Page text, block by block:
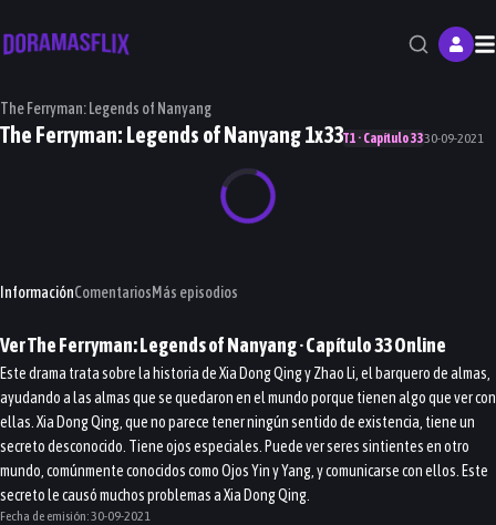
The Ferryman: Legends of Nanyang
The Ferryman: Legends of Nanyang 1x33T1 · Capítulo 3330-09-2021
InformaciónComentariosMás episodios
VerThe Ferryman: Legends of Nanyang· Capítulo33Online
Este drama trata sobre la historia de Xia Dong Qing y Zhao Li, el barquero de almas,
ayudando a las almas que se quedaron en el mundo porque tienen algo que ver con
ellas. Xia Dong Qing, que no parece tener ningún sentido de existencia, tiene un
secreto desconocido. Tiene ojos especiales. Puede ver seres sintientes en otro
mundo, comúnmente conocidos como Ojos Yin y Yang, y comunicarse con ellos. Este
secreto le causó muchos problemas a Xia Dong Qing.
Fecha de emisión:30-09-2021